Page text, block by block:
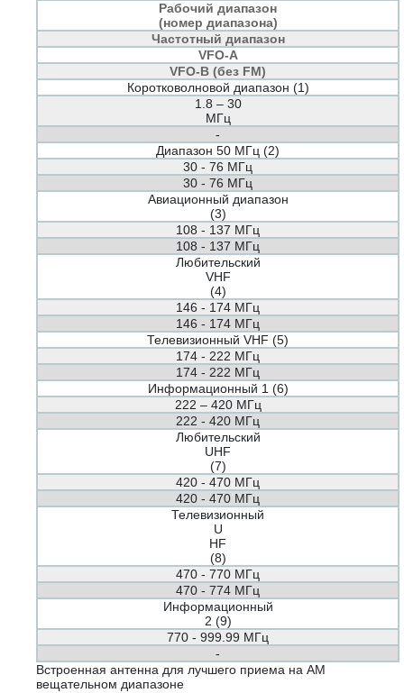
Рабочий диапазон
(номер диапазона)
Частотный диапазон
VFO-A
VFO-B (без FM)
Коротковолновой диапазон (1)
1.8 – 30
МГц
-
Диапазон 50 МГц (2)
30 - 76 МГц
30 - 76 МГц
Авиационный диапазон
(3)
108 - 137 МГц
108 - 137 МГц
Любительский
VHF
(4)
146 - 174 МГц
146 - 174 МГц
Телевизионный VHF (5)
174 - 222 МГц
174 - 222 МГц
Информационный 1 (6)
222 – 420 МГц
222 - 420 МГц
Любительский
UHF
(7)
420 - 470 МГц
420 - 470 МГц
Телевизионный
U
HF
(8)
470 - 770 МГц
470 - 774 МГц
Информационный
2 (9)
770 - 999.99 МГц
-
Встроенная антенна для лучшего приема на АМ
вещательном диапазоне